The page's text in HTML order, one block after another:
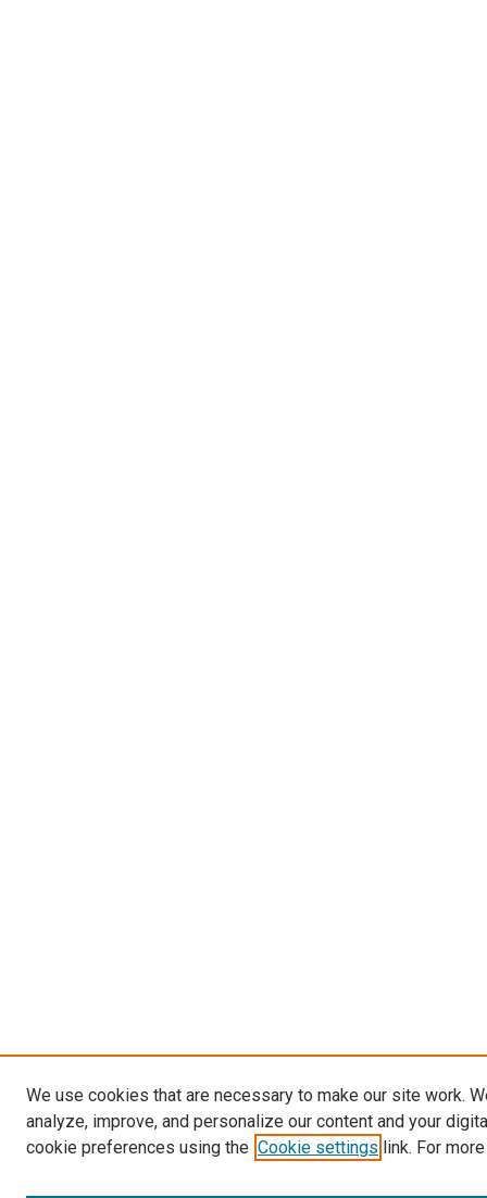
We use cookies that are necessary to make our site work.
analyze, improve, and personalize our content and your
cookie preferences using the Cookie settings link. For